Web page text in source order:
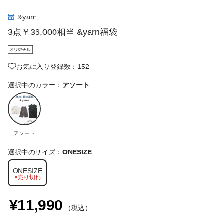
&yarn
3点￥36,000相当 &yarn福袋
お気に入り登録数：152
選択中のカラー： アソート
アソート
選択中のサイズ： ONESIZE
ONESIZE
×売り切れ
¥11,990 （税込）